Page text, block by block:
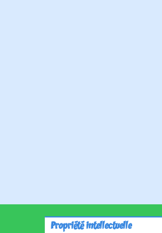
Propriété intellectuelle